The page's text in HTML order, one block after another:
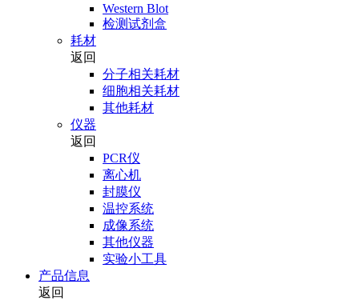
Western Blot
检测试剂盒
耗材
返回
分子相关耗材
细胞相关耗材
其他耗材
仪器
返回
PCR仪
离心机
封膜仪
温控系统
成像系统
其他仪器
实验小工具
产品信息
返回